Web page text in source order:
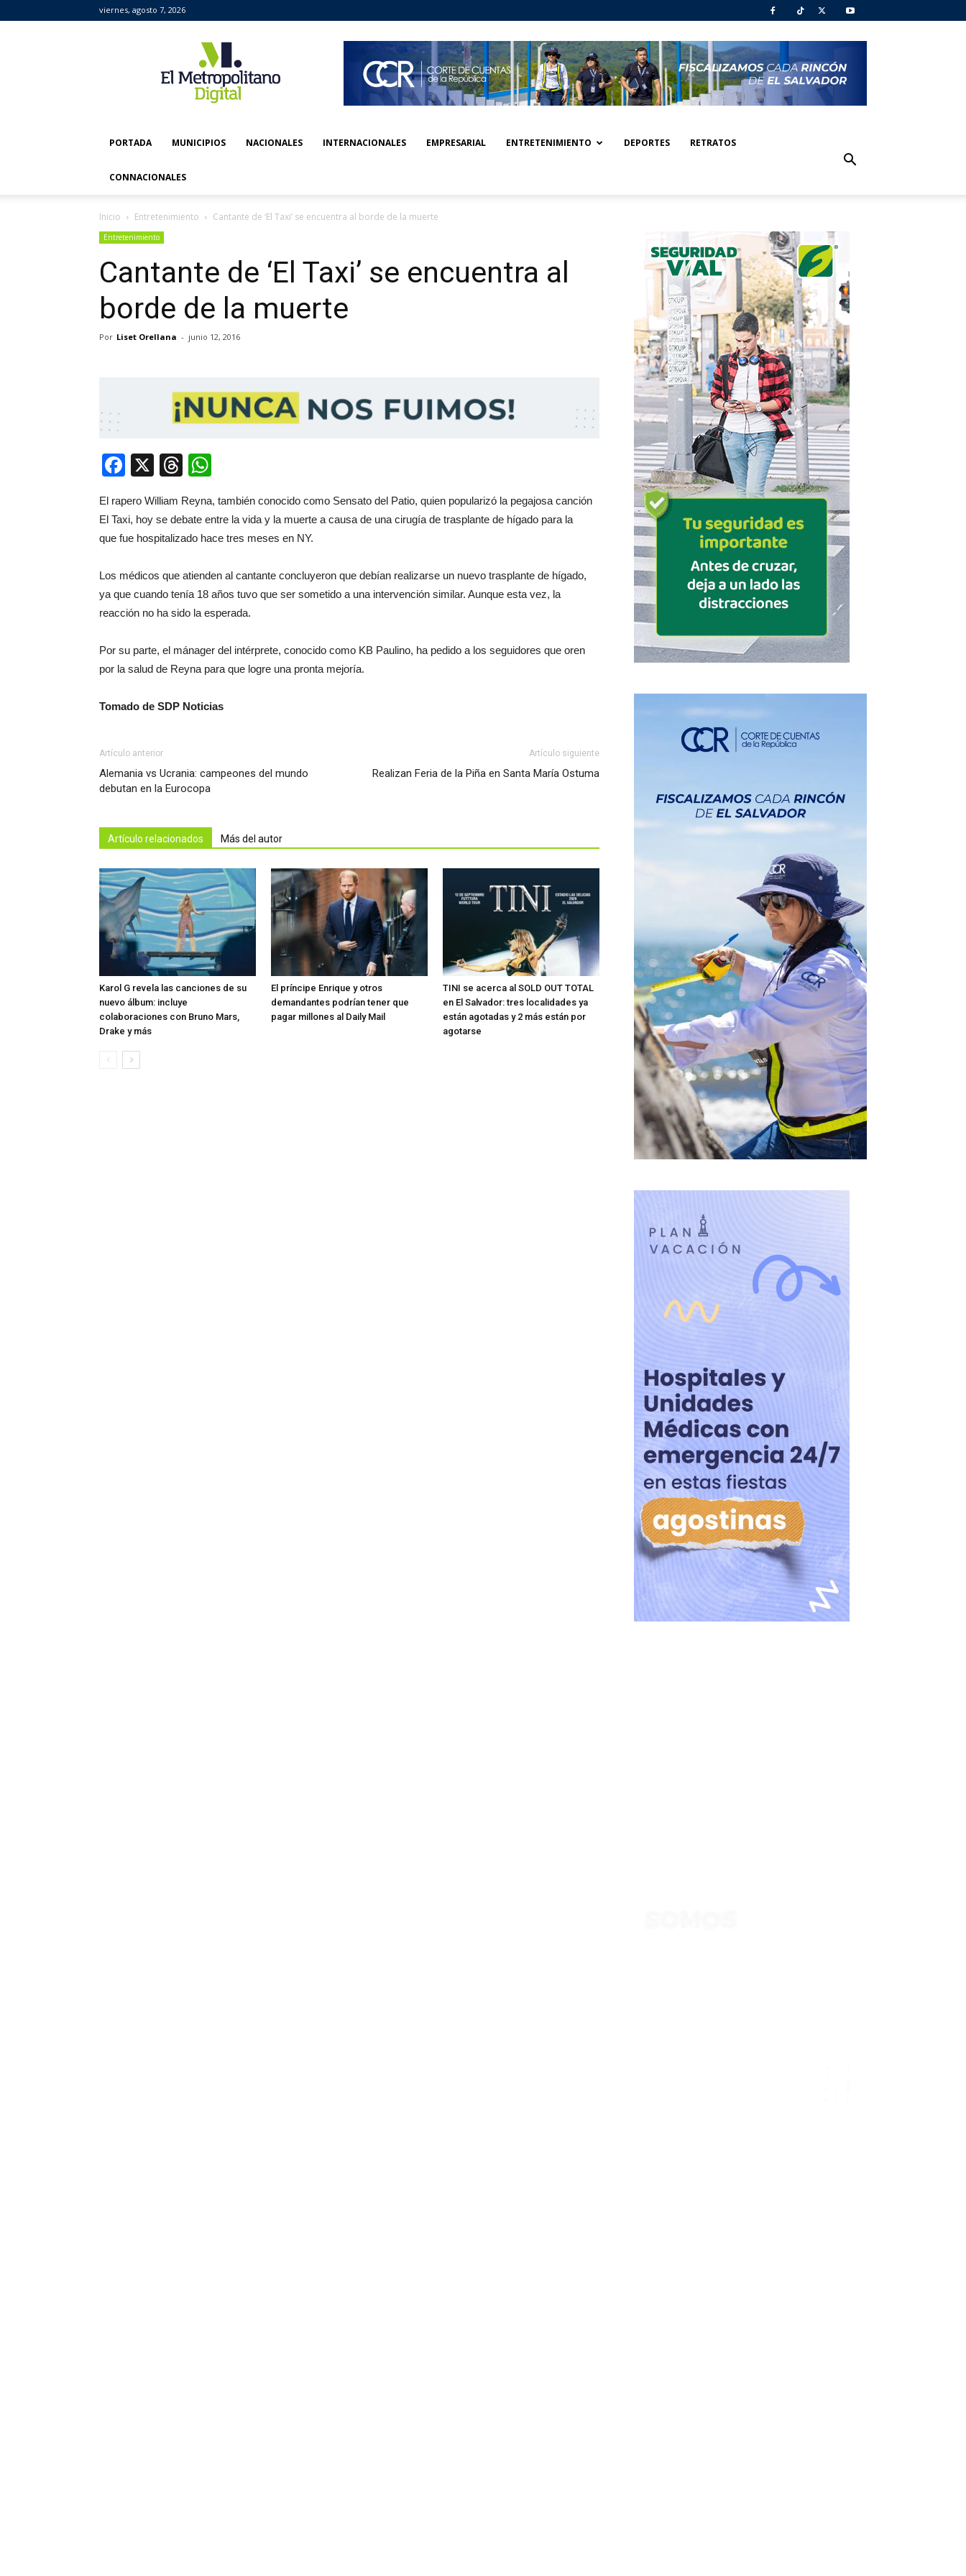
viernes, agosto 7, 2026
Metropolitano
Digital
PORTADA MUNICIPIOS NACIONALES INTERNACIONALES EMPRESARIAL ENTRETENIMIENTO DEPORTES RETRATOS
CONNACIONALES
Inicio Entretenimiento Cantante de ‘El Taxi’ se encuentra al borde de la muerte
Entretenimiento
Cantante de ‘El Taxi’ se encuentra al
borde de la muerte
Por Liset Orellana - junio 12, 2016
Facebook
X Threads
El rapero William Reyna, también conocido como Sensato del Patio, quien popularizó la pegajosa canción
El Taxi, hoy se debate entre la vida y la muerte a causa de una cirugía de trasplante de hígado para la
que fue hospitalizado hace tres meses en NY.
Los médicos que atienden al cantante concluyeron que debían realizarse un nuevo trasplante de hígado,
ya que cuando tenía 18 años tuvo que ser sometido a una intervención similar. Aunque esta vez, la
reacción no ha sido la esperada.
Por su parte, el mánager del intérprete, conocido como KB Paulino, ha pedido a los seguidores que oren
por la salud de Reyna para que logre una pronta mejoría.
Tomado de SDP Noticias
Artículo anterior
Alemania vs Ucrania: campeones del mundo
debutan en la Eurocopa
Artículo siguiente
Realizan Feria de la Piña en Santa María Ostuma
Artículo relacionados Más del autor
Karol G revela las canciones de su
nuevo álbum: incluye
colaboraciones con Bruno Mars,
Drake y más
El príncipe Enrique y otros
demandantes podrían tener que
pagar millones al Daily Mail
TINI se acerca al SOLD OUT TOTAL
en El Salvador: tres localidades ya
están agotadas y 2 más están por
agotarse